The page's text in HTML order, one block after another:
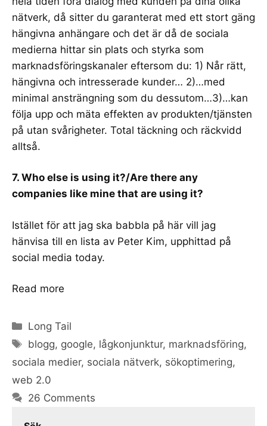
nätverk, då sitter du garanterat med ett stort gäng
hängivna anhängare och det är då de sociala
medierna hittar sin plats och styrka som
marknadsföringskanaler eftersom du: 1) Når rätt,
hängivna och intresserade kunder… 2)…med
minimal ansträngning som du dessutom…3)…kan
följa upp och mäta effekten av produkten/tjänsten
på utan svårigheter. Total täckning och räckvidd
alltså.
7. Who else is using it?/Are there any
companies like mine that are using it?
Istället för att jag ska babbla på här vill jag
hänvisa till en lista av Peter Kim, upphittad på
social media today.
Read more
Categories
Long Tail
Tags
blogg, google, lågkonjunktur, marknadsföring,
sociala medier, sociala nätverk, sökoptimering,
web 2.0
26 Comments